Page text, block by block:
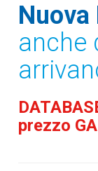
Nuova
anche
prezzo